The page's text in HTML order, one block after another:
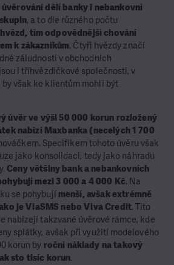
dělí banky i nebankovní
, a to dle různého počtu
tím odpovědnější chování
k zákazníkům. Čtyři hvězdy značí
záludnosti v obchodních
i tříhvězdičkové společnosti, v
však ke klientům mohli být
úvěr ve výši 50 000 korun rozložený
nabízí Maxbanka (necelých 1 700
Specifikem tohoto úvěru však
jako konsolidaci, tedy jako náhradu
Ceny většiny bank a nebankovních
mezi 3 000 a 4 000 Kč. Na
se pohybují menší, avšak extrémně
je ViaSMS nebo Viva Credit. Tito
nabízejí takzvané úvěrové rámce, kde
splátky, avšak při využití modelového
korun by roční náklady na takový
sto tisíc korun.